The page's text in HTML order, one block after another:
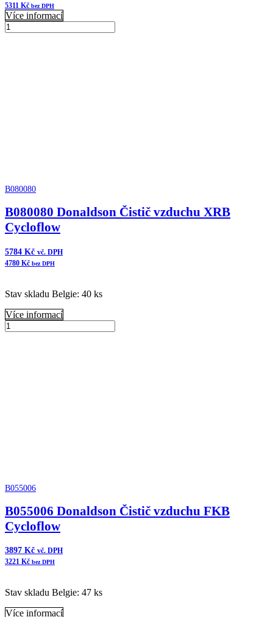
5311 Kč bez DPH
Více informací
B100504
B080080
B080080 Donaldson Čistič vzduchu XRB
Cycloflow
5784 Kč vč. DPH
4780 Kč bez DPH
Stav skladu Belgie: 40 ks
Více informací
B080080
B055006
B055006 Donaldson Čistič vzduchu FKB
Cycloflow
3897 Kč vč. DPH
3221 Kč bez DPH
Stav skladu Belgie: 47 ks
Více informací